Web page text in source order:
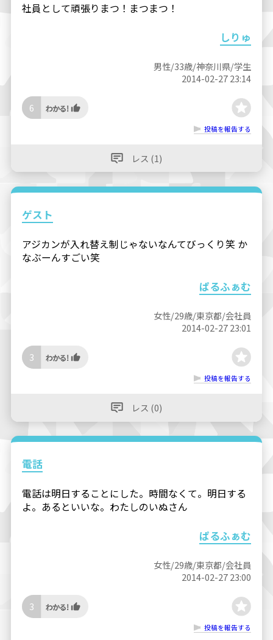
社員として頑張りまつ！まつまつ！
しりゅ
男性/33歳/神奈川県/学生
2014-02-27 23:14
6
投稿を報告する
レス (1)
ゲスト
アジカンが入れ替え制じゃないなんてびっくり笑 か
なぶーんすごい笑
ぱるふぁむ
女性/29歳/東京都/会社員
2014-02-27 23:01
3
投稿を報告する
レス (0)
電話
電話は明日することにした。時間なくて。明日する
よ。あるといいな。わたしのいぬさん
ぱるふぁむ
女性/29歳/東京都/会社員
2014-02-27 23:00
3
投稿を報告する